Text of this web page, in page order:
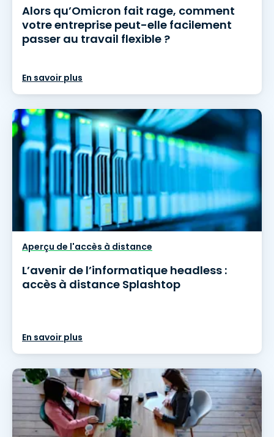
Alors qu’Omicron fait rage, comment
votre entreprise peut-elle facilement
passer au travail flexible ?
En savoir plus
Aperçu de l'accès à distance
L’avenir de l’informatique headless :
accès à distance Splashtop
En savoir plus